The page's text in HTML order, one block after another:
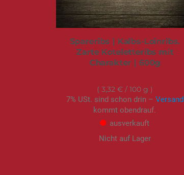
Spareribs | Kalbs-Loinribs.
Zarte Koteletteribs mit
Charakter | 600g
3,32 €/ 100 g
7% USt. sind schon drin – Versand
kommt obendrauf.
ausverkauft
Nicht auf Lager